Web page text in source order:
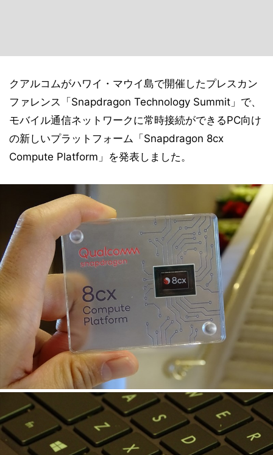
クアルコムがハワイ・マウイ島で開催したプレスカン
ファレンス「Snapdragon Technology Summit」で、
モバイル通信ネットワークに常時接続ができるPC向け
の新しいプラットフォーム「Snapdragon 8cx
Compute Platform」を発表しました。